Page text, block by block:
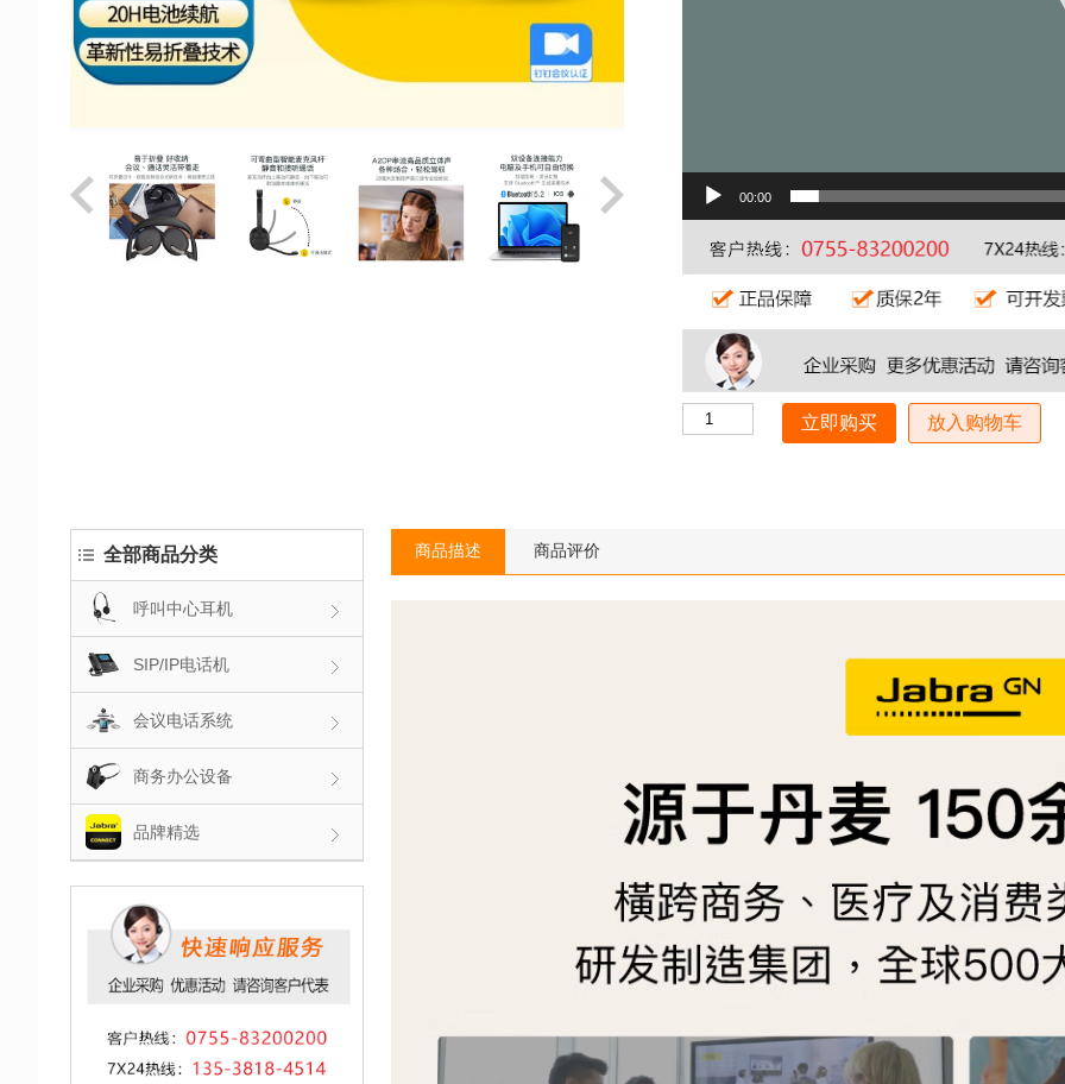
00:00
放入购物车
商品描述 商品评价
全部商品分类
呼叫中心耳机
SIP/IP电话机
会议电话系统
商务办公设备
品牌精选